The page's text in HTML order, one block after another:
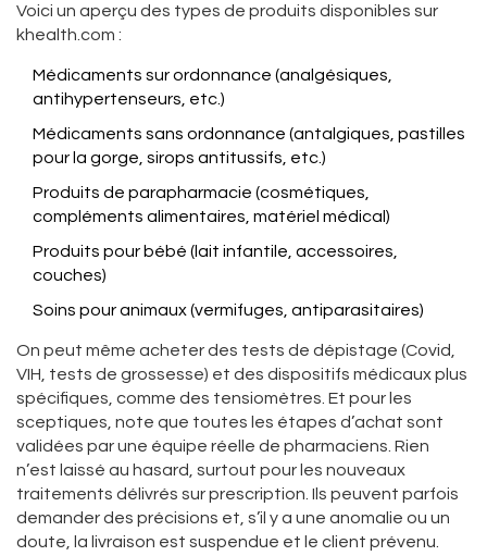
Voici un aperçu des types de produits disponibles sur
khealth.com :
Médicaments sur ordonnance (analgésiques,
antihypertenseurs, etc.)
Médicaments sans ordonnance (antalgiques, pastilles
pour la gorge, sirops antitussifs, etc.)
Produits de parapharmacie (cosmétiques,
compléments alimentaires, matériel médical)
Produits pour bébé (lait infantile, accessoires,
couches)
Soins pour animaux (vermifuges, antiparasitaires)
On peut même acheter des tests de dépistage (Covid,
VIH, tests de grossesse) et des dispositifs médicaux plus
spécifiques, comme des tensiomètres. Et pour les
sceptiques, note que toutes les étapes d’achat sont
validées par une équipe réelle de pharmaciens. Rien
n’est laissé au hasard, surtout pour les nouveaux
traitements délivrés sur prescription. Ils peuvent parfois
demander des précisions et, s’il y a une anomalie ou un
doute, la livraison est suspendue et le client prévenu.